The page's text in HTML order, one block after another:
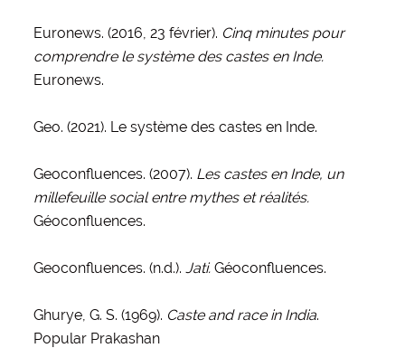
Euronews. (2016, 23 février). Cinq minutes pour
comprendre le système des castes en Inde.
Euronews.
Geo. (2021). Le système des castes en Inde.
Geoconfluences. (2007). Les castes en Inde, un
millefeuille social entre mythes et réalités.
Géoconfluences.
Geoconfluences. (n.d.). Jati.Géoconfluences.
Ghurye, G. S. (1969). Caste and race in India.
Popular Prakashan